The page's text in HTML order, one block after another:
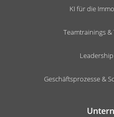
KI für die
Teamtrainings
Geschäftsprozesse &